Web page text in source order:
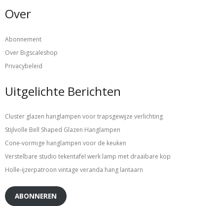
Over
Abonnement
Over Bigscaleshop
Privacybeleid
Uitgelichte Berichten
Cluster glazen hanglampen voor trapsgewijze verlichting
Stijlvolle Bell Shaped Glazen Hanglampen
Cone-vormige hanglampen voor de keuken
Verstelbare studio tekentafel werk lamp met draaibare kop
Holle-ijzerpatroon vintage veranda hang lantaarn
ABONNEREN